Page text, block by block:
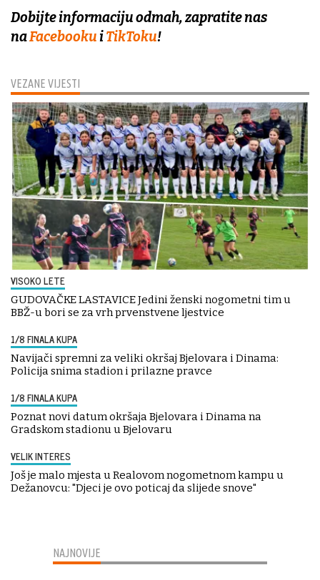
VEZANE VIJESTI
VISOKO LETE
GUDOVAČKE LASTAVICE Jedini ženski nogometni tim u
BBŽ-u bori se za vrh prvenstvene ljestvice
1/8 FINALA KUPA
Navijači spremni za veliki okršaj Bjelovara i Dinama:
Policija snima stadion i prilazne pravce
1/8 FINALA KUPA
Poznat novi datum okršaja Bjelovara i Dinama na
Gradskom stadionu u Bjelovaru
VELIK INTERES
Još je malo mjesta u Realovom nogometnom kampu u
Dežanovcu: "Djeci je ovo poticaj da slijede snove"
Dobijte informaciju odmah, zapratite nas
naFacebookuiTikToku!
NAJNOVIJE